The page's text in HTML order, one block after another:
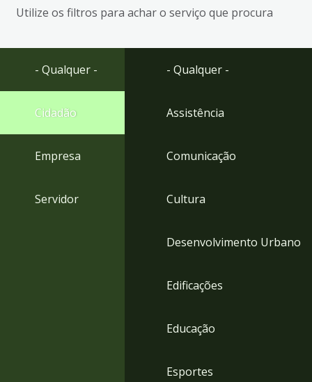
busca
Ir
rodapé
Utilize os filtros para achar o serviço que procura
- Qualquer -
Cidadão
Empresa
Servidor
- Qualquer -
Assistência
Comunicação
Cultura
Desenvolvimento Urbano
Edificações
Educação
Esportes